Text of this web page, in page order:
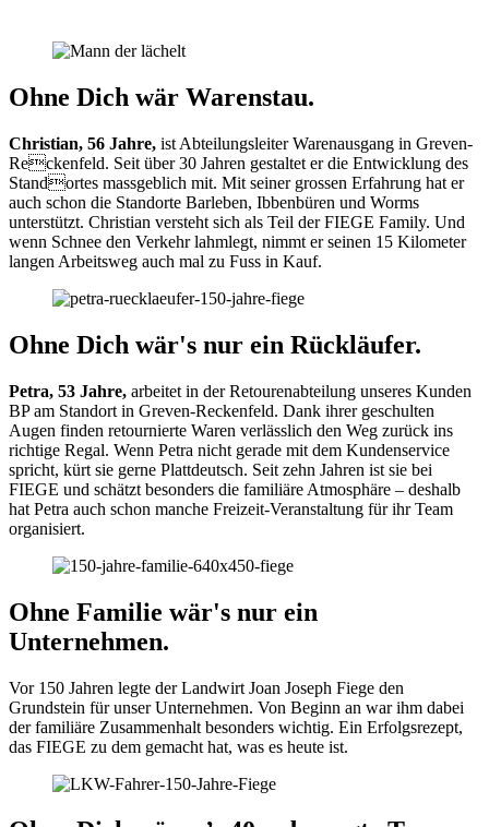
Ohne Dich wär Warenstau.
Christian, 56 Jahre, ist Abteilungsleiter Warenausgang in Greven-
Reckenfeld. Seit über 30 Jahren gestaltet er die Entwicklung des
Standortes massgeblich mit. Mit seiner grossen Erfahrung hat er
auch schon die Standorte Barleben, Ibbenbüren und Worms
unterstützt. Christian versteht sich als Teil der FIEGE Family. Und
wenn Schnee den Verkehr lahmlegt, nimmt er seinen 15 Kilometer
langen Arbeitsweg auch mal zu Fuss in Kauf.
Ohne Dich wär's nur ein Rückläufer.
Petra, 53 Jahre, arbeitet in der Retourenabteilung unseres Kunden
BP am Standort in Greven-Reckenfeld. Dank ihrer geschulten
Augen finden retournierte Waren verlässlich den Weg zurück ins
richtige Regal. Wenn Petra nicht gerade mit dem Kundenservice
spricht, kürt sie gerne Plattdeutsch. Seit zehn Jahren ist sie bei
FIEGE und schätzt besonders die familiäre Atmosphäre – deshalb
hat Petra auch schon manche Freizeit-Veranstaltung für ihr Team
organisiert.
Ohne Familie wär's nur ein
Unternehmen.
Vor 150 Jahren legte der Landwirt Joan Joseph Fiege den
Grundstein für unser Unternehmen. Von Beginn an war ihm dabei
der familiäre Zusammenhalt besonders wichtig. Ein Erfolgsrezept,
das FIEGE zu dem gemacht hat, was es heute ist.